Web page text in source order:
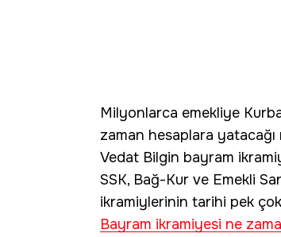
Milyonlarca emekliye
zaman hesaplara yatacağı
Vedat Bilgin bayram
SSK, Bağ-Kur ve Emekli
ikramiylerinin tarihi pek çok
Bayram ikramiyesi ne